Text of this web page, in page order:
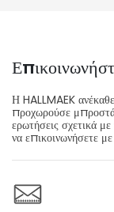
Η HALLMAEK
προχωρούσε
ερωτήσεις σχετικά
να επικοινωνήσετε